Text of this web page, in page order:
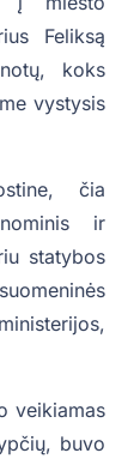
Feliksą
koks
vystysis
čia
ir
statybos
veikiamas
buvo